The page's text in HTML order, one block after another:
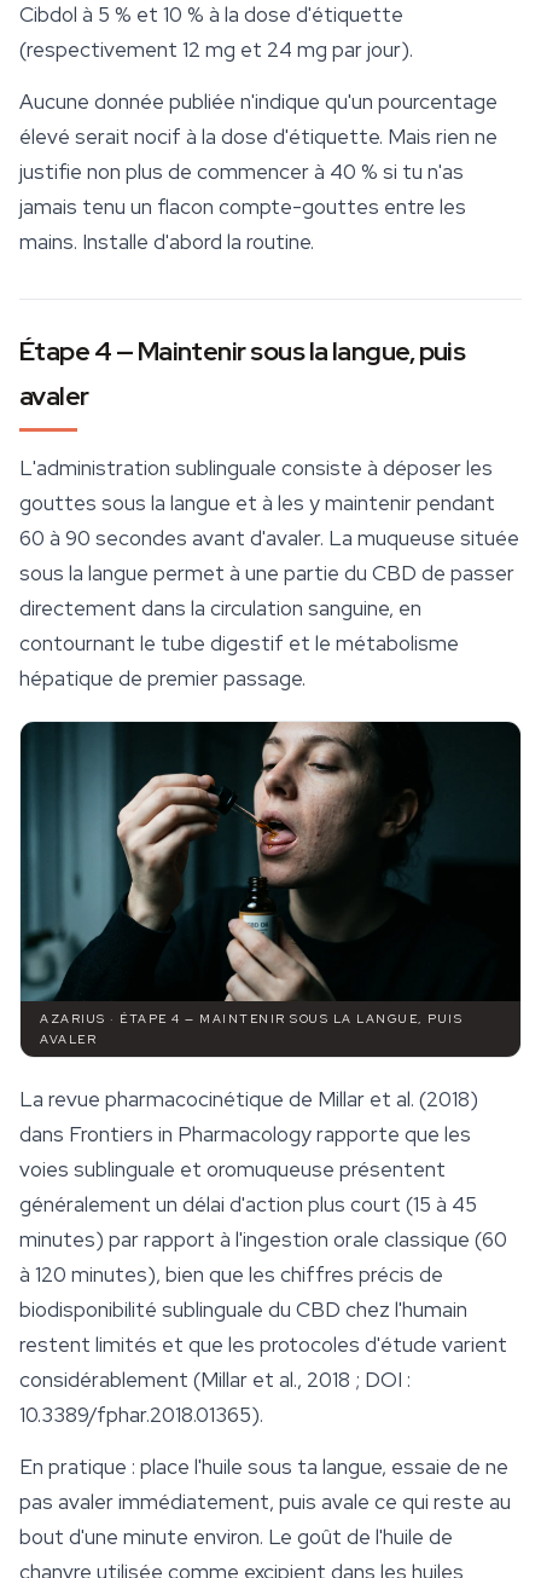
Cibdol à 5 % et 10 % à la dose d'étiquette
(respectivement 12 mg et 24 mg par jour).
Aucune donnée publiée n'indique qu'un pourcentage
élevé serait nocif à la dose d'étiquette. Mais rien ne
justifie non plus de commencer à 40 % si tu n'as
jamais tenu un flacon compte-gouttes entre les
mains. Installe d'abord la routine.
Étape 4 — Maintenir sous la langue, puis
avaler
L'administration sublinguale consiste à déposer les
gouttes sous la langue et à les y maintenir pendant
60 à 90 secondes avant d'avaler. La muqueuse située
sous la langue permet à une partie du CBD de passer
directement dans la circulation sanguine, en
contournant le tube digestif et le métabolisme
hépatique de premier passage.
AZARIUS · ÉTAPE 4 — MAINTENIR SOUS LA LANGUE, PUIS
AVALER
La revue pharmacocinétique de Millar et al. (2018)
dans Frontiers in Pharmacologyrapporte que les
voies sublinguale et oromuqueuse présentent
généralement un délai d'action plus court (15 à 45
minutes) par rapport à l'ingestion orale classique (60
à 120 minutes), bien que les chiffres précis de
biodisponibilité sublinguale du CBD chez l'humain
restent limités et que les protocoles d'étude varient
considérablement (Millar et al., 2018 ; DOI :
10.3389/fphar.2018.01365).
En pratique : place l'huile sous ta langue, essaie de ne
pas avaler immédiatement, puis avale ce qui reste au
bout d'une minute environ. Le goût de l'huile de
chanvre utilisée comme excipient dans les huiles